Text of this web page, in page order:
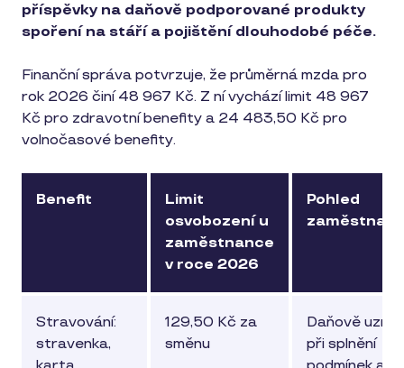
příspěvky na daňově podporované produkty
spoření na stáří a pojištění dlouhodobé péče.
Finanční správa potvrzuje, že průměrná mzda pro
rok 2026 činí 48 967 Kč. Z ní vychází limit 48 967
Kč pro zdravotní benefity a 24 483,50 Kč pro
volnočasové benefity.
Benefit
Limit
osvobození u
zaměstnance
v roce 2026
Pohled
Stravování:
stravenka,
129,50 Kč za
směnu
Daňově
při splnění